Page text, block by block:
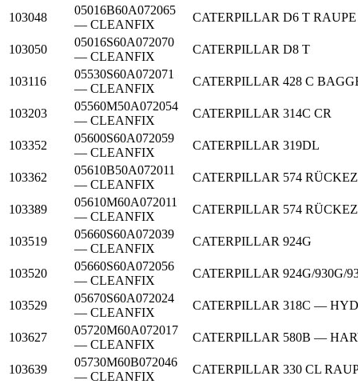
103048
05016B60A072065
— CLEANFIX
CATERPILLAR D6 T RAUPE
103050
05016S60A072070
— CLEANFIX
CATERPILLAR D8 T
103116
05530S60A072071
— CLEANFIX
CATERPILLAR 428 C
103203
05560M50A072054
— CLEANFIX
CATERPILLAR 314C CR
103352
05600S60A072059
— CLEANFIX
CATERPILLAR 319DL
103362
05610B50A072011
— CLEANFIX
CATERPILLAR 574
103389
05610M60A072011
— CLEANFIX
CATERPILLAR 574
103519
05660S60A072039
— CLEANFIX
CATERPILLAR 924G
103520
05660S60A072056
— CLEANFIX
CATERPILLAR 924G/930G/
103529
05670S60A072024
— CLEANFIX
CATERPILLAR 318C —
103627
05720M60A072017
— CLEANFIX
CATERPILLAR 580B —
103639
05730M60B072046
— CLEANFIX
CATERPILLAR 330 CL